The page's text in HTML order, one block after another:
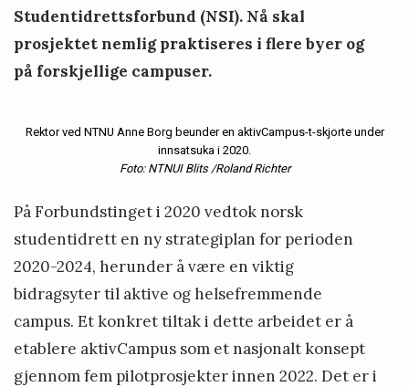
Studentidrettsforbund (NSI). Nå skal
prosjektet nemlig praktiseres i flere byer og
på forskjellige campuser.
Rektor ved NTNU Anne Borg beunder en aktivCampus-t-skjorte under
innsatsuka i 2020.
Foto: NTNUI Blits /Roland Richter
På Forbundstinget i 2020 vedtok norsk
studentidrett en ny strategiplan for perioden
2020-2024, herunder å være en viktig
bidragsyter til aktive og helsefremmende
campus. Et konkret tiltak i dette arbeidet er å
etablere aktivCampus som et nasjonalt konsept
gjennom fem pilotprosjekter innen 2022. Det er i